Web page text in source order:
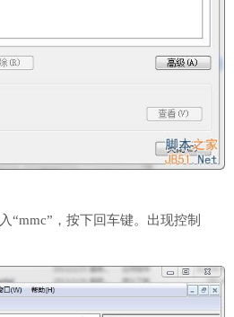
，按下回车键。出现控制